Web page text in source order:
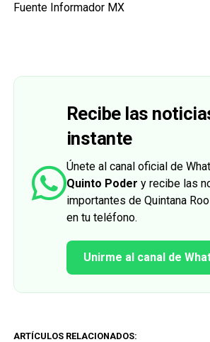
Fuente Informador MX
Recibe las
instante
Únete al canal oficial de
Quinto Poder y recibe las
importantes de Quintana
en tu teléfono.
Unirme al canal de
ARTÍCULOS RELACIONADOS: